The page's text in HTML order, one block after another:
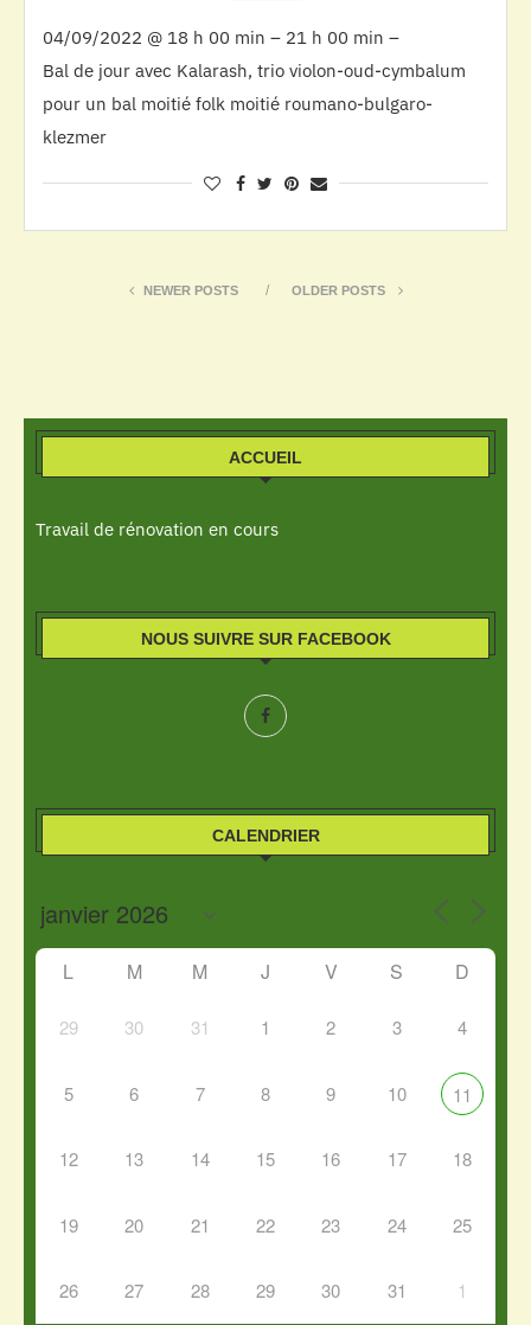
04/09/2022 @ 18 h 00 min – 21 h 00 min –
Bal de jour avec Kalarash, trio violon-oud-cymbalum
pour un bal moitié folk moitié roumano-bulgaro-
klezmer
NEWER POSTS OLDER POSTS
ACCUEIL
Travail de rénovation en cours
NOUS SUIVRE SUR FACEBOOK
CALENDRIER
L M M J V S D
29 30 31 1 2 3 4
5 6 7 8 9 10 11
12 13 14 15 16 17 18
19 20 21 22 23 24 25
26 27 28 29 30 31 1